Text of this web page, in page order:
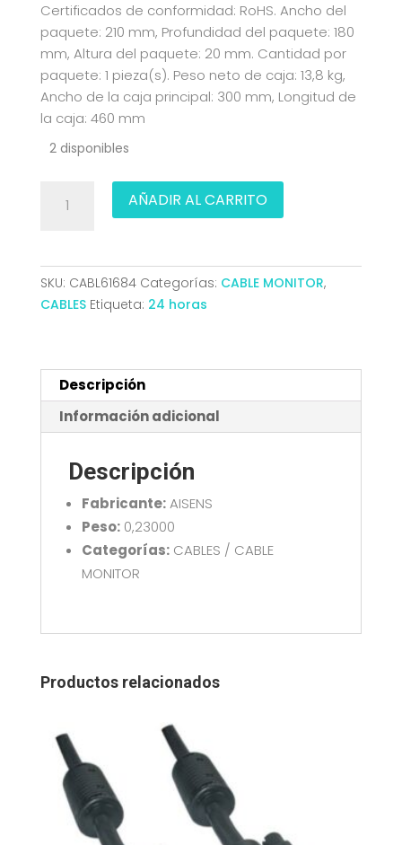
Certificados de conformidad: RoHS. Ancho del
paquete: 210 mm, Profundidad del paquete: 180
mm, Altura del paquete: 20 mm. Cantidad por
paquete: 1 pieza(s). Peso neto de caja: 13,8 kg,
Ancho de la caja principal: 300 mm, Longitud de
la caja: 460 mm
2 disponibles
CONVERSOR
HDMI
4K60HZ
5.0M
AISENS
A125-
cantidad
AÑADIR AL CARRITO
SKU: CABL61684 Categorías: CABLE MONITOR,
CABLES Etiqueta: 24 horas
Descripción
Información adicional
Descripción
Fabricante:AISENS
Peso:0,23000
Categorías:CABLES / CABLE
MONITOR
Productos relacionados